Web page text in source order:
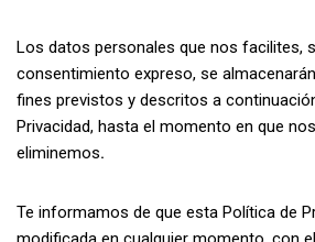
Los datos personales que nos facilites,
consentimiento expreso, se
fines previstos y descritos a
Privacidad, hasta el momento en que
eliminemos.
Te informamos de que esta Política de